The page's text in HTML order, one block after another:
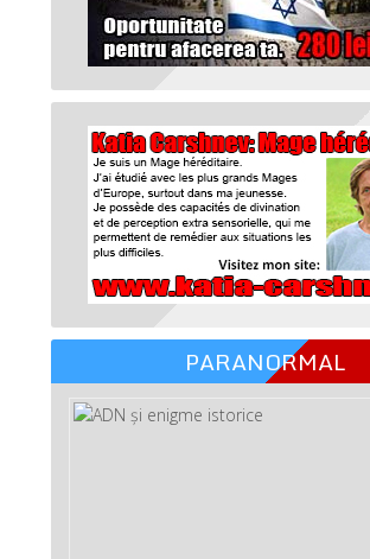
PARANORMAL